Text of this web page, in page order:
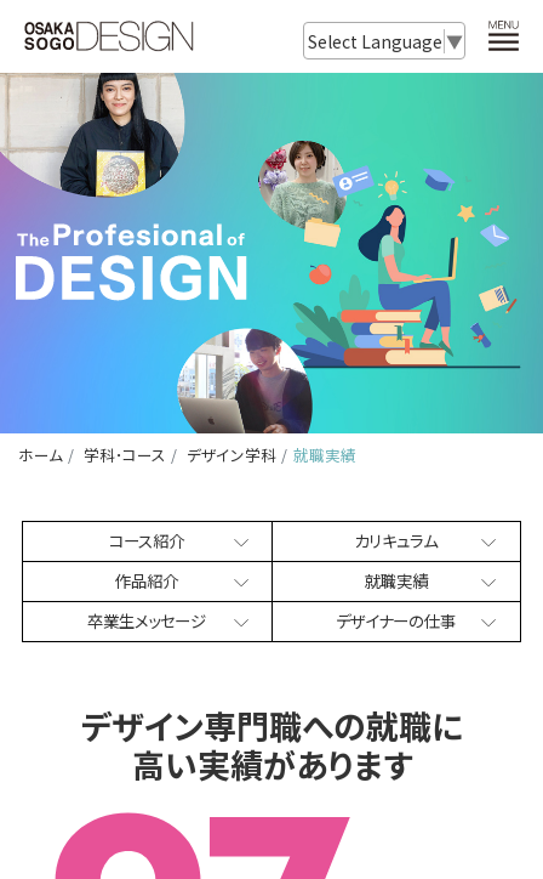
Select Language ▼
ホーム 学科･コース デザイン学科 就職実績
コース紹介
カリキュラム
作品紹介
就職実績
卒業生メッセージ デザイナーの仕事
デザイン専門職への就職に
高い実績があります